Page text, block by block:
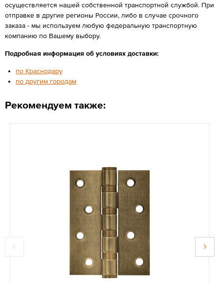
осуществляется нашей собственной транспортной службой. При
отправке в другие регионы России, либо в случае срочного
заказа - мы используем любую федеральную транспортную
компанию по Вашему выбору.
Подробная информация об условиях доставки:
по Краснодару
по другим городам
Рекомендуем также: